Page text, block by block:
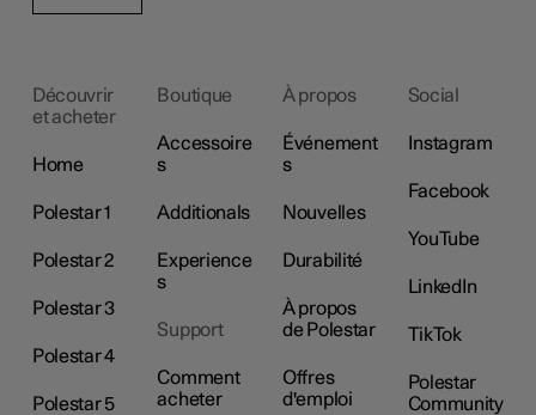
Découvrir
et acheter
Home
Polestar 1
Polestar 2
Polestar 3
Polestar 4
Polestar 5
Boutique
Accessoire
s
Additionals
Experience
s
Support
Comment
acheter
À propos
Événement
s
Nouvelles
Durabilité
À propos
de Polestar
Offres
d'emploi
Social
Instagram
Facebook
YouTube
LinkedIn
TikTok
Polestar
Community